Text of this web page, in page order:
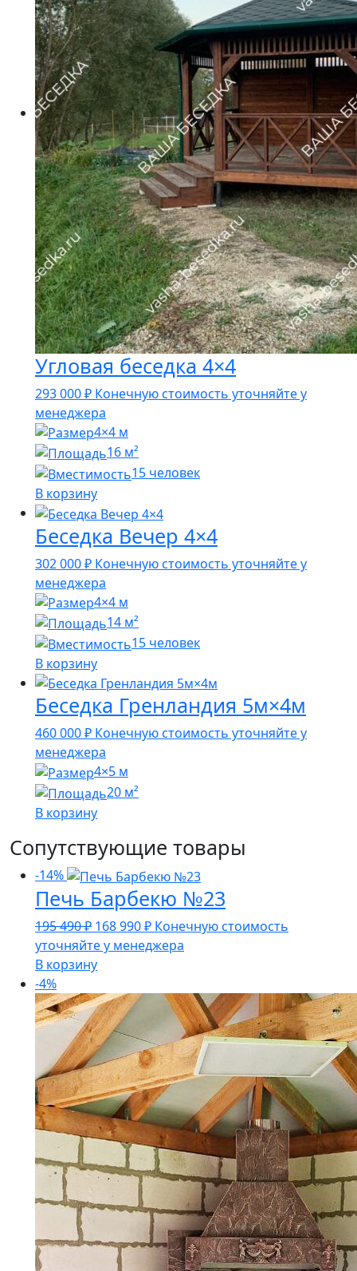
Угловая беседка 4×4
293 000₽ Конечную стоимость уточняйте у
менеджера
4×4 м
16 м²
15 человек
В корзину
Беседка Вечер 4×4
302 000₽ Конечную стоимость уточняйте у
менеджера
4×4 м
14 м²
15 человек
В корзину
Беседка Гренландия 5м×4м
460 000₽ Конечную стоимость уточняйте у
менеджера
4×5 м
20 м²
В корзину
Сопутствующие товары
-14%
Печь Барбекю №23
195 490₽ Первоначальная
цена
составляла
490 ₽.
168 990₽Текущая
цена:
Конечную стоимость
уточняйте у менеджера
В корзину
-4%